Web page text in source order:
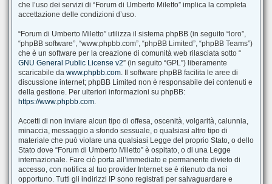
che l’uso dei servizi di “Forum di Umberto Miletto” implica la completa
accettazione delle condizioni d’uso.
“Forum di Umberto Miletto” utilizza il sistema phpBB (in seguito “loro”,
“phpBB software”, “www.phpbb.com”, “phpBB Limited”, “phpBB Teams”)
che è un software per la creazione di comunità web rilasciata sotto “
GNU General Public License v2” (in seguito “GPL”) liberamente
scaricabile da www.phpbb.com. Il software phpBB facilita le aree di
discussione internet; phpBB Limited non è responsabile dei contenuti e
della gestione. Per ulteriori informazioni su phpBB:
https://www.phpbb.com.
Accetti di non inviare alcun tipo di offesa, oscenità, volgarità, calunnia,
minaccia, messaggio a sfondo sessuale, o qualsiasi altro tipo di
materiale che può violare una qualsiasi Legge del proprio Stato, o dello
Stato dove “Forum di Umberto Miletto” è ospitato, o di una Legge
internazionale. Fare ciò porta all’immediato e permanente divieto di
accesso, con notifica al tuo provider Internet se è ritenuto da noi
opportuno. Tutti gli indirizzi IP sono registrati per salvaguardare e